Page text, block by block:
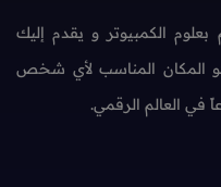
الكمبيوتر و يقدم إليك
المكان المناسب لأي شخص
في العالم الرقمي.